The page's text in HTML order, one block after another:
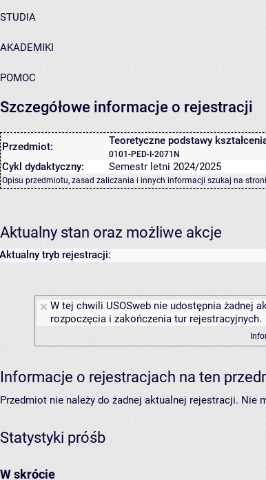
STUDIA
AKADEMIKI
POMOC
Szczegółowe informacje o rejestracji
Przedmiot: Teoretyczne podstawy
0101-PED-I-2071N
Cykl dydaktyczny: Semestr letni 2024/2025
Opisu przedmiotu, zasad zaliczania i innych informacji szukaj na
Aktualny stan oraz możliwe akcje
Aktualny tryb rejestracji:
W tej chwili USOSweb nie udostępnia żadnej
rozpoczęcia i zakończenia tur rejestracyjnych.
Informacje o rejestracjach na ten
Przedmiot nie należy do żadnej aktualnej rejestracji. Nie
Statystyki próśb
W skrócie